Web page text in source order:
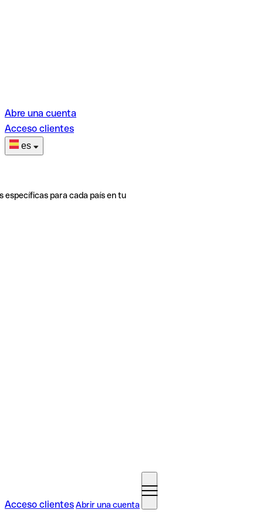
Abre una cuenta
Acceso clientes
es
específicas para cada país en tu
Acceso clientesAbrir una cuenta